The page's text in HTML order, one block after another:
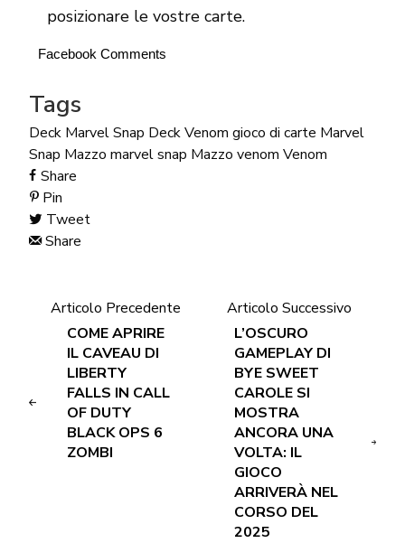
posizionare le vostre carte.
Facebook Comments
Tags
Deck Marvel Snap Deck Venom gioco di carte Marvel
Snap Mazzo marvel snap Mazzo venom Venom
Share
Pin
Tweet
Share
Articolo Precedente
COME APRIRE
IL CAVEAU DI
LIBERTY
FALLS IN CALL
OF DUTY
BLACK OPS 6
ZOMBI
Articolo Successivo
L’OSCURO
GAMEPLAY DI
BYE SWEET
CAROLE SI
MOSTRA
ANCORA UNA
VOLTA: IL
GIOCO
ARRIVERÀ NEL
CORSO DEL
2025